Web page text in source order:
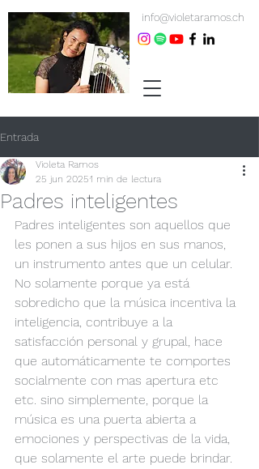
info@violetaramos.ch
Entrada
Padres inteligentes
Violeta Ramos
25 jun 20251 min de lectura
Padres inteligentes son aquellos que
les ponen a sus hijos en sus manos,
un instrumento antes que un celular.
No solamente porque ya está
sobredicho que la música incentiva la
inteligencia, contribuye a la
satisfacción personal y grupal, hace
que automáticamente te comportes
socialmente con mas apertura etc
etc. sino simplemente, porque la
música es una puerta abierta a
emociones y perspectivas de la vida,
que solamente el arte puede brindar.